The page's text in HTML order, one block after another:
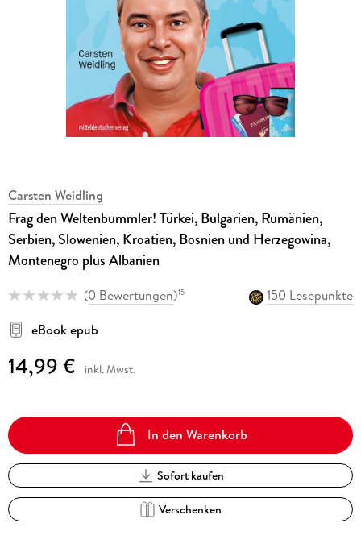
Carsten Weidling
Frag den Weltenbummler! Türkei, Bulgarien, Rumänien,
Serbien, Slowenien, Kroatien, Bosnien und Herzegowina,
Montenegro plus Albanien
(0 Bewertungen)15
150 Lesepunkte
eBook epub
14,99 € inkl. Mwst.
In den Warenkorb
Sofort kaufen
Verschenken